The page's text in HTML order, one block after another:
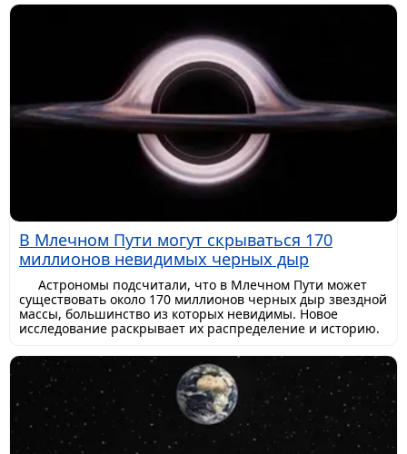
В Млечном Пути могут скрываться 170
миллионов невидимых черных дыр
Астрономы подсчитали, что в Млечном Пути может
существовать около 170 миллионов черных дыр звездной
массы, большинство из которых невидимы. Новое
исследование раскрывает их распределение и историю.